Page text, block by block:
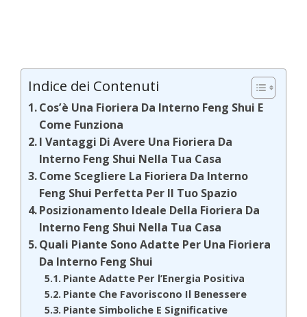
Indice dei Contenuti
Cos’è Una Fioriera Da Interno Feng Shui E
Come Funziona
I Vantaggi Di Avere Una Fioriera Da
Interno Feng Shui Nella Tua Casa
Come Scegliere La Fioriera Da Interno
Feng Shui Perfetta Per Il Tuo Spazio
Posizionamento Ideale Della Fioriera Da
Interno Feng Shui Nella Tua Casa
Quali Piante Sono Adatte Per Una Fioriera
Da Interno Feng Shui
Piante Adatte Per l’Energia Positiva
Piante Che Favoriscono Il Benessere
Piante Simboliche E Significative